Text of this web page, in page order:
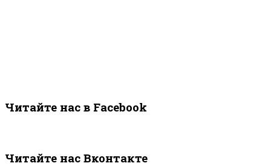
Читайте нас в Facebook
Читайте нас Вконтакте